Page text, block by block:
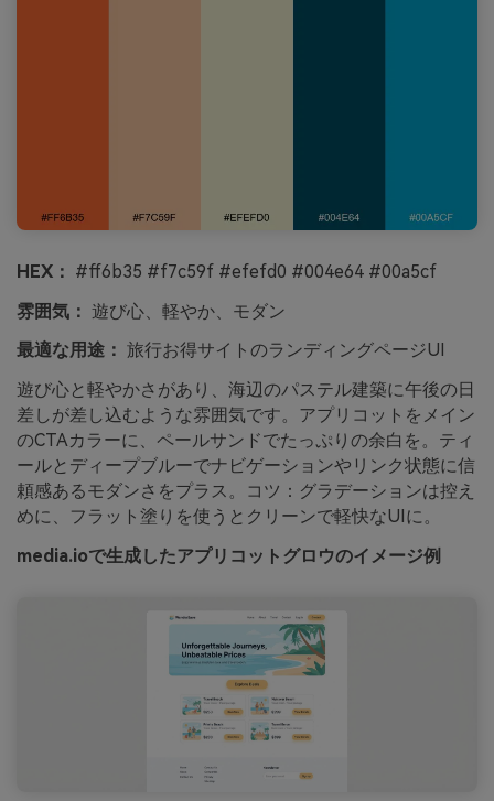
HEX： #ff6b35 #f7c59f #efefd0 #004e64 #00a5cf
雰囲気： 遊び心、軽やか、モダン
最適な用途： 旅行お得サイトのランディングページUI
遊び心と軽やかさがあり、海辺のパステル建築に午後の日
差しが差し込むような雰囲気です。アプリコットをメイン
のCTAカラーに、ペールサンドでたっぷりの余白を。ティ
ールとディープブルーでナビゲーションやリンク状態に信
頼感あるモダンさをプラス。コツ：グラデーションは控え
めに、フラット塗りを使うとクリーンで軽快なUIに。
media.ioで生成したアプリコットグロウのイメージ例